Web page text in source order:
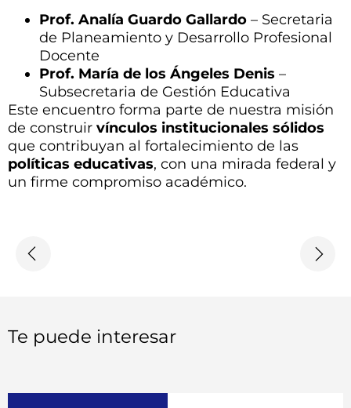
Prof. Analía Guardo Gallardo – Secretaria
de Planeamiento y Desarrollo Profesional
Docente
Prof. María de los Ángeles Denis –
Subsecretaria de Gestión Educativa
Este encuentro forma parte de nuestra misión
de construir vínculos institucionales sólidos
que contribuyan al fortalecimiento de las
políticas educativas, con una mirada federal y
un firme compromiso académico.
Te puede interesar